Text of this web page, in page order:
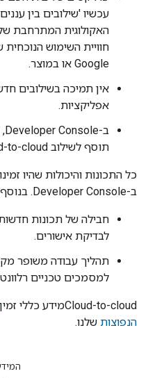
עכשיו 'שילובים בין
האקולוגית המתרחבת
חוויית השימוש
Google או במוצר.
אין תמיכה בשילובים
אפליקציות.
ב-Developer Console
תוסף לשילוב to-cloud
כל התכונות והיכולות שהיו
ב-Developer Console
.
חבילה של תכונות
לבדיקת אישורים.
תהליך עבודה משופר
למסמכים טכניים
Cloud-to-cloudמידע כללי זמין
הנפוצות שלנו.